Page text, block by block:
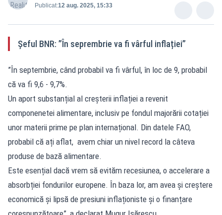
Publicat:12 aug. 2025, 15:33
Șeful BNR: ”În seprembrie va fi vârful inflației”
”În septembrie, când probabil va fi vârful, în loc de 9, probabil
că va fi 9,6 - 9,7%.
Un aport substanțial al creșterii inflației a revenit
componenetei alimentare, inclusiv pe fondul majorării cotației
unor materii prime pe plan internațional. Din datele FAO,
probabil că ați aflat, avem chiar un nivel record la câteva
produse de bază alimentare.
Este esențial dacă vrem să evităm recesiunea, o accelerare a
absorbției fondurilor europene. În baza lor, am avea și creștere
economică și lipsă de presiuni inflaționiste și o finanțare